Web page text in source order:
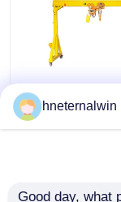
7.5-30m
elektrischer
Crane
hneternalwin
Good day, what